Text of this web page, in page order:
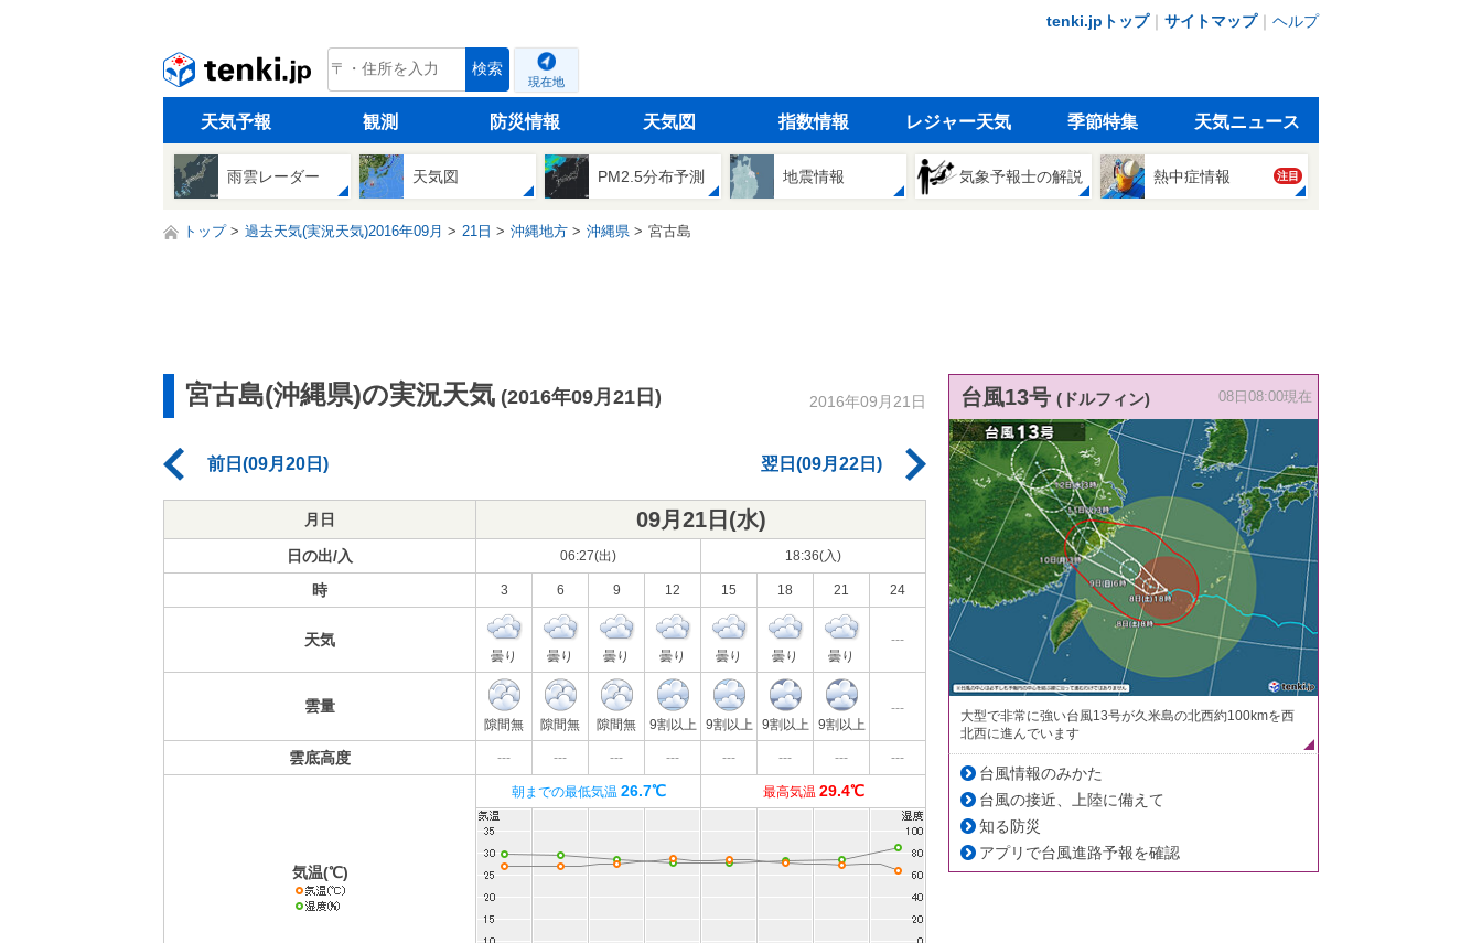
tenki.jpトップ｜ サイトマップ｜ ヘルプ
tenki.jp 検索
現在地
天気予報 観測 防災情報 天気図 指数情報 レジャー天気 季節特集 天気ニュース
雨雲レーダー 天気図 PM2.5分布予測 地震情報 気象予報士の解説 熱中症情報 注目
トップ 過去天気(実況天気)2016年09月 21日 沖縄地方 沖縄県 宮古島
宮古島(沖縄県)の実況天気 (2016年09月21日) 2016年09月21日
前日(09月20日) 翌日(09月22日)
月日 09月21日(水)
日の出/入 06:27(出) 18:36(入)
時 3 6 9 12 15 18 21 24
天気
曇り 曇り 曇り 曇り 曇り 曇り 曇り
---
雲量
隙間無 隙間無 隙間無 9割以上 9割以上 9割以上 9割以上
---
雲底高度 --- --- --- --- --- --- --- ---
気温(℃)
朝までの最低気温 26.7℃ 最高気温 29.4℃
台風13号 (ドルフィン) 08日08:00現在
大型で非常に強い台風13号が久米島の北西約100kmを西
北西に進んでいます
台風情報のみかた
台風の接近、上陸に備えて
知る防災
アプリで台風進路予報を確認